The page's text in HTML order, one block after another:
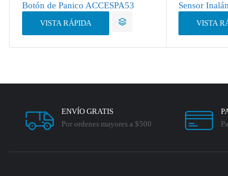
Botón de Panico ACCESPA53
VISTA RÁPIDA
Sensor
VISTA
ENVÍO GRATIS
Por ordenes mayores a $500